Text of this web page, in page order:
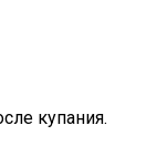
купания.